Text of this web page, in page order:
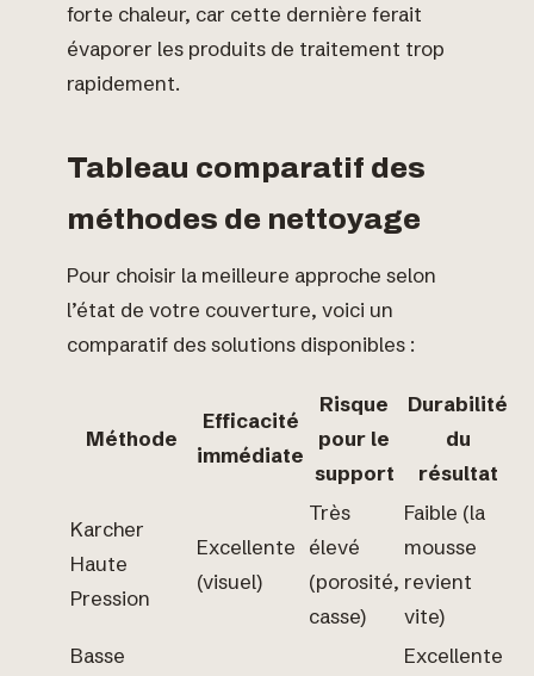
forte chaleur, car cette dernière ferait
évaporer les produits de traitement trop
rapidement.
Tableau comparatif des
méthodes de nettoyage
Pour choisir la meilleure approche selon
l’état de votre couverture, voici un
comparatif des solutions disponibles :
Méthode
Efficacité
immédiate
Risque
pour le
support
Durabilité
du
résultat
Karcher
Haute
Pression
Excellente
(visuel)
Très
élevé
(porosité,
casse)
Faible (la
mousse
revient
vite)
Basse
Excellente